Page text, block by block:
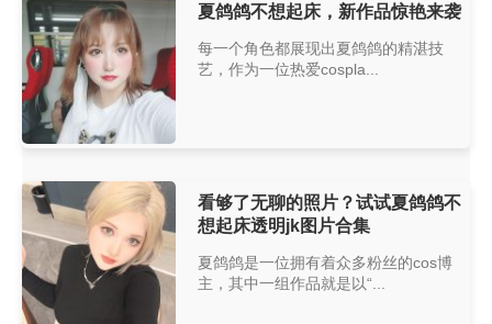
夏鸽鸽不想起床，新作品惊艳来袭
每一个角色都展现出夏鸽鸽的精湛技
艺，作为一位热爱cospla...
看够了无聊的照片？试试夏鸽鸽不
想起床透明jk图片合集
夏鸽鸽是一位拥有着众多粉丝的cos博
主，其中一组作品就是以“...